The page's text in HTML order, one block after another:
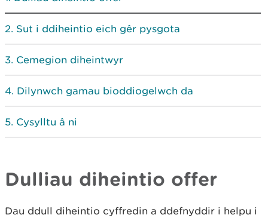
Sut i ddiheintio eich gêr pysgota
Cemegion diheintwyr
Dilynwch gamau bioddiogelwch da
Cysylltu â ni
Dulliau diheintio offer
Dau ddull diheintio cyffredin a ddefnyddir i helpu i